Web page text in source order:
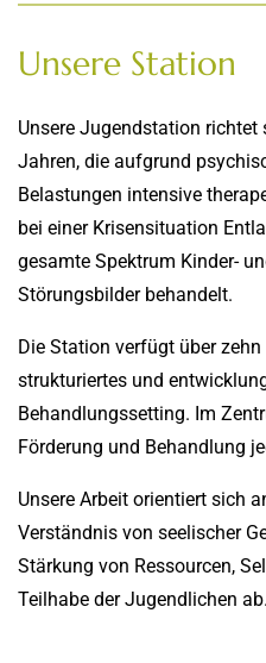
Unsere Station
Unsere Jugendstation
Jahren, die aufgrund
Belastungen intensive
bei einer Krisensituation
gesamte Spektrum Kinder-
Störungsbilder behandelt.
Die Station verfügt über
strukturiertes und
Behandlungssetting. Im
Förderung und Behandlung
Unsere Arbeit orientiert sich
Verständnis von seelischer
Stärkung von Ressourcen,
Teilhabe der Jugendlichen ab.